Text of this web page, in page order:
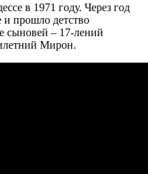
в 1971 году. Через год
и прошло детство
сыновей – 17-лений
Мирон.